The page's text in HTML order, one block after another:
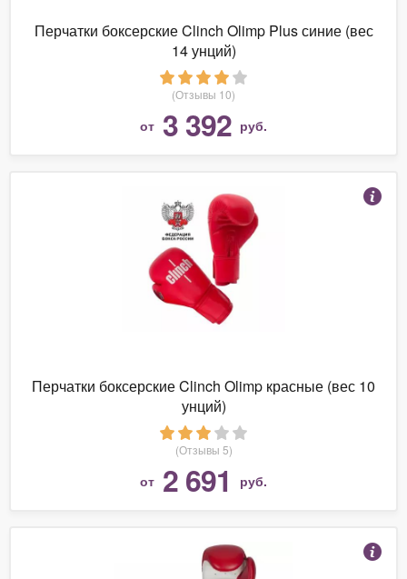
Перчатки боксерские Clinch Olimp Plus синие (вес
14 унций)
(Отзывы 10)
от 3 392 руб.
Перчатки боксерские Clinch Olimp красные (вес 10
унций)
(Отзывы 5)
от 2 691 руб.